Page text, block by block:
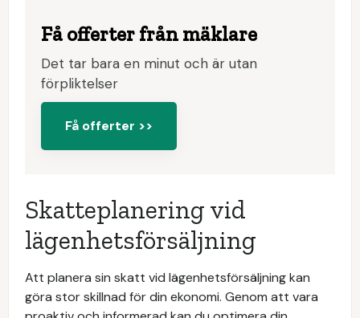
Få offerter från mäklare
Det tar bara en minut och är utan
förpliktelser
Få offerter >>
Skatteplanering vid
lägenhetsförsäljning
Att planera sin skatt vid lägenhetsförsäljning kan
göra stor skillnad för din ekonomi. Genom att vara